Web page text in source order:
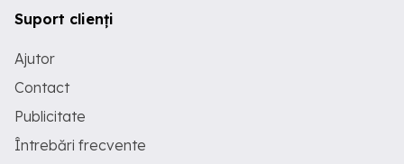
Suport clienți
Ajutor
Contact
Publicitate
Întrebări frecvente